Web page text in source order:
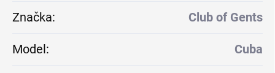
Značka: Club of Gents
Model: Cuba